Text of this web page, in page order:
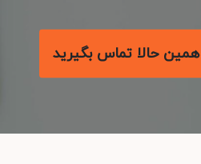
همین حالا تماس بگیرید